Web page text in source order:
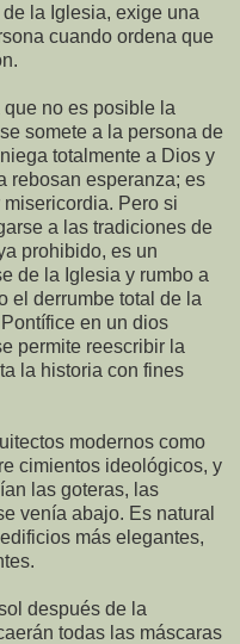
la Iglesia, exige una
cuando ordena que
no es posible la
somete a la persona de
totalmente a Dios y
rebosan esperanza; es
Pero si
a las tradiciones de
prohibido, es un
de la Iglesia y rumbo a
el derrumbe total de la
en un dios
permite reescribir la
la historia con fines
modernos como
cimientos ideológicos, y
las goteras, las
venía abajo. Es natural
más elegantes,
después de la
todas las máscaras